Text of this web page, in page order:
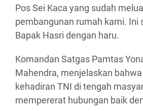
Pos Sei Kaca yang sudah
pembangunan rumah kami. Ini
Bapak Hasri dengan haru.
Komandan Satgas Pamtas
Mahendra, menjelaskan
kehadiran TNI di tengah
mempererat hubungan baik